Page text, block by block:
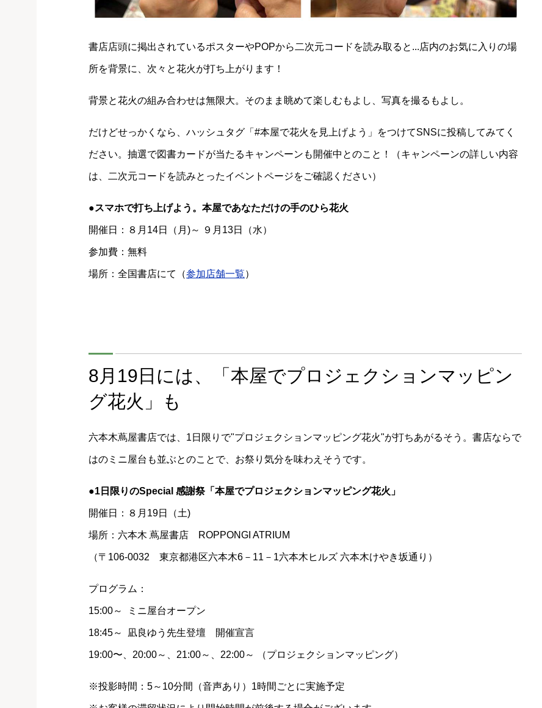
書店店頭に掲出されているポスターやPOPから二次元コードを読み取ると...店内のお気に入りの場
所を背景に、次々と花火が打ち上がります！
背景と花火の組み合わせは無限大。そのまま眺めて楽しむもよし、写真を撮るもよし。
だけどせっかくなら、ハッシュタグ「#本屋で花火を見上げよう」をつけてSNSに投稿してみてく
ださい。抽選で図書カードが当たるキャンペーンも開催中とのこと！（キャンペーンの詳しい内容
は、二次元コードを読みとったイベントページをご確認ください）
●スマホで打ち上げよう。本屋であなただけの手のひら花火
開催日：８月14日（月)～ ９月13日（水）
参加費：無料
場所：全国書店にて（参加店舗一覧）
8月19日には、「本屋でプロジェクションマッピン
グ花火」も
六本木蔦屋書店では、1日限りで"プロジェクションマッピング花火"が打ちあがるそう。書店ならで
はのミニ屋台も並ぶとのことで、お祭り気分を味わえそうです。
●1日限りのSpecial 感謝祭「本屋でプロジェクションマッピング花火」
開催日：８月19日（土)
場所：六本木 蔦屋書店 ROPPONGI ATRIUM
（〒106-0032 東京都港区六本木6－11－1六本木ヒルズ 六本木けやき坂通り）
プログラム：
15:00～ ミニ屋台オープン
18:45～ 凪良ゆう先生登壇 開催宣言
19:00〜、20:00～、21:00～、22:00～ （プロジェクションマッピング）
※投影時間：5～10分間（音声あり）1時間ごとに実施予定